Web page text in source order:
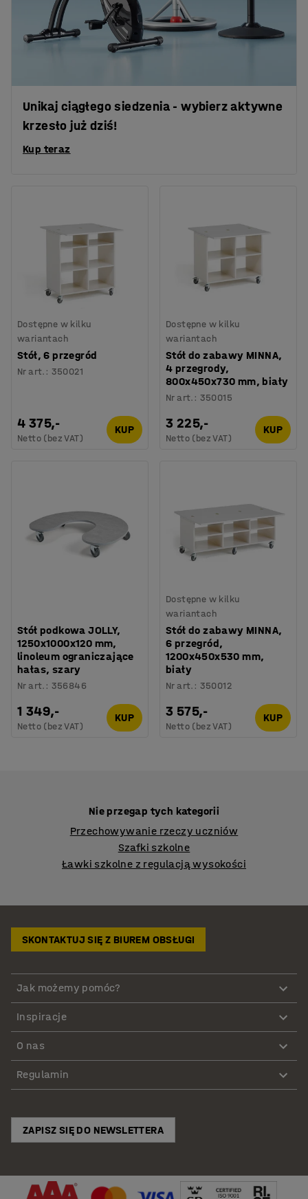
Unikaj ciągłego siedzenia - wybierz aktywne
krzesło już dziś!
Kup teraz
Dostępne w kilku
wariantach
Stół, 6 przegród
Nr art. : 350021
4 375,-
Netto (bez VAT)
KUP
Dostępne w kilku
wariantach
Stół do zabawy MINNA,
4 przegrody,
800x450x730 mm, biały
Nr art. : 350015
3 225,-
Netto (bez VAT)
KUP
Stół podkowa JOLLY,
1250x1000x120 mm,
linoleum ograniczające
hałas, szary
Nr art. : 356846
1 349,-
Netto (bez VAT)
KUP
Dostępne w kilku
wariantach
Stół do zabawy MINNA,
6 przegród,
1200x450x530 mm,
biały
Nr art. : 350012
3 575,-
Netto (bez VAT)
KUP
Nie przegap tych kategorii
Przechowywanie rzeczy uczniów
Szafki szkolne
Ławki szkolne z regulacją wysokości
SKONTAKTUJ SIĘ Z BIUREM OBSŁUGI
Jak możemy pomóc?
Inspiracje
O nas
Regulamin
ZAPISZ SIĘ DO NEWSLETTERA